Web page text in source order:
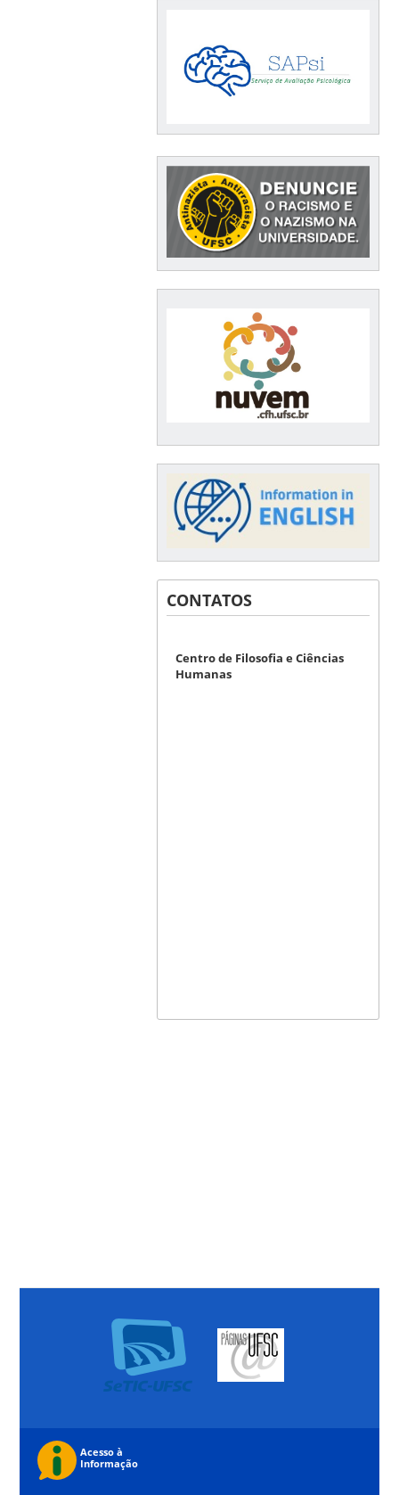
CONTATOS
Centro de Filosofia e Ciências
Humanas